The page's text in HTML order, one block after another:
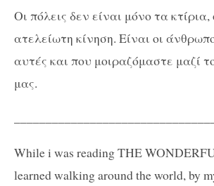
Οι πόλεις δεν είναι μόνο τα κτίρια,
ατελείωτη κίνηση. Είναι οι
αυτές και που μοιραζόμαστε μαζί
μας.
While i was reading THE
learned walking around the world, by